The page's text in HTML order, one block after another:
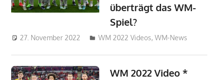
überträgt das WM-
Spiel?
27. November 2022 admin_wm2022
WM 2022 Videos,WM-News
WM 2022 Video *